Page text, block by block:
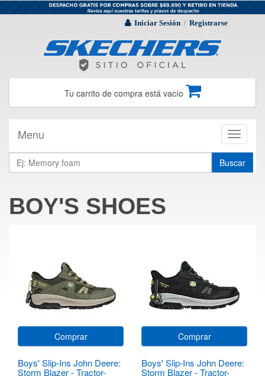
Iniciar Sesión / Registrarse
Tu carrito de compra está vacío
Toggle
Menu
Buscar
BOY'S SHOES
Comprar
Boys' Slip-Ins John Deere:
Storm Blazer - Tractor-
Comprar
Boys' Slip-Ins John Deere:
Storm Blazer - Tractor-